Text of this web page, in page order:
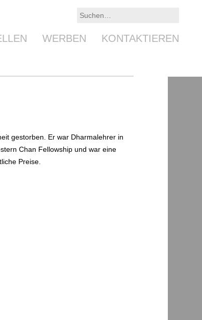
WERBEN KONTAKTIEREN
gestorben. Er war Dharmalehrer in
Chan Fellowship und war eine
Preise.